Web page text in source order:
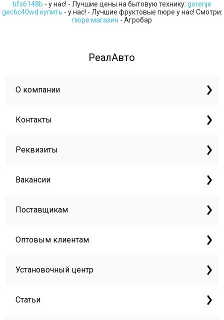
bfs6148b - у нас! - Лучшие цены на бытовую технику: gorenje
gec6c40wd купить - у нас! - Лучшие фруктовые пюре у нас! Смотри:
пюре магазин - Агробар
РеалАвто
О компании
Контакты
Реквизиты
Вакансии
Поставщикам
Оптовым клиентам
Установочный центр
Статьи